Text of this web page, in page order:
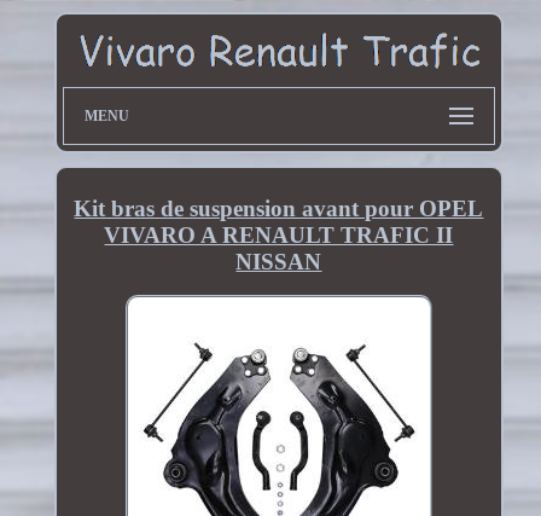
MENU
Kit bras de suspension avant pour OPEL
VIVARO A RENAULT TRAFIC II
NISSAN